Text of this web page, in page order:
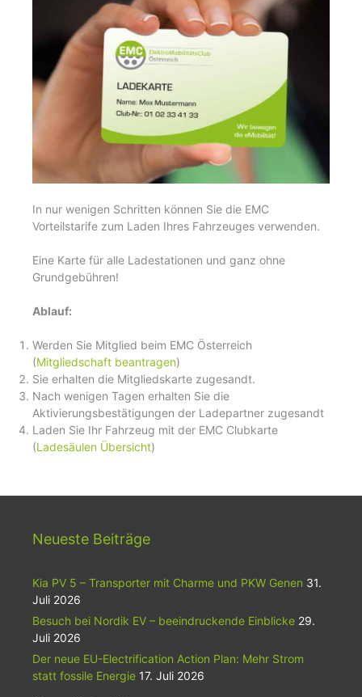
In nur wenigen Schritten können Sie die EMC
Vorteilstarife zum Laden Ihres Fahrzeuges verwenden.
Eine Karte für alle Ladestationen und ganz ohne
Grundgebühren!
Ablauf:
Werden Sie Mitglied beim EMC Österreich
(Mitgliedschaft beantragen)
Sie erhalten die Mitgliedskarte zugesandt.
Nach wenigen Tagen erhalten Sie die
Aktivierungsbestätigungen der Ladepartner zugesandt
Laden Sie Ihr Fahrzeug mit der EMC Clubkarte
(Ladesäulen Übersicht)
Neueste Beiträge
Kia PV 5 – Transporter mit Charme und PKW Genen 31.
Juli 2026
Besuch bei Nordik EV – beeindruckende Einblicke 29.
Juli 2026
Der neue EU-Electrification Action Plan: Mehr Strom
statt fossile Energie 17. Juli 2026